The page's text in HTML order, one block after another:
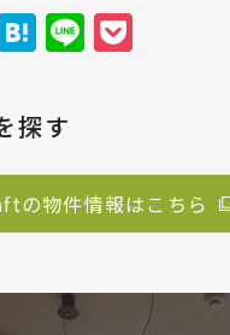
Hatena
LinePocket
探す
の物件情報はこちら